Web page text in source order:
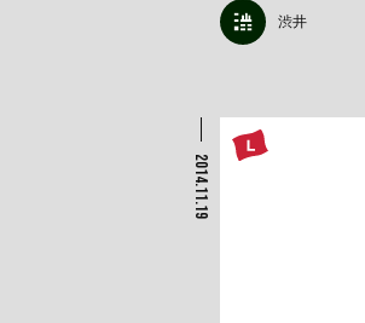
渋井
2014.11.19